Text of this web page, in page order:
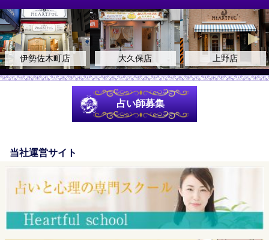
伊勢佐木町店 大久保店 上野店
占い師募集
当社運営サイト